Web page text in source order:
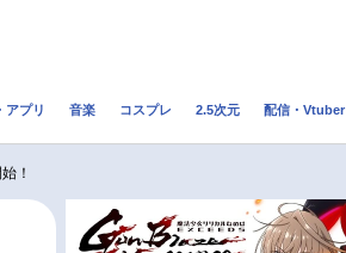
配信・Vtuber トレンド
アプリ 音楽 コスプレ 2.5次元 配信・Vtuber
！